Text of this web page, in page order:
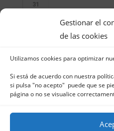
Gestionar el
de las cookies
Utilizamos cookies para optimizar
Si está de acuerdo con nuestra
si pulsa "no acepto" puede que se
página o no se visualice
31
Sin Eventos
Club Naútico de
03730 Jávea – España
965 796 008 |